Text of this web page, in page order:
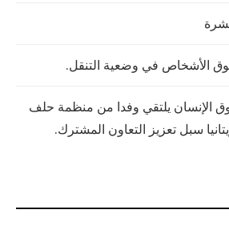
الأشخاص في وضعية التنقل.
الإنسان يلتقي وفدا من منظمة حلف
سبل تعزيز التعاون المشترك.